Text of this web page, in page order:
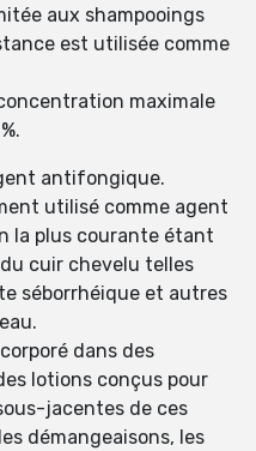
aux shampooings
est utilisée comme
maximale
antifongique.
utilisé comme agent
la plus courante étant
cuir chevelu telles
séborrhéique et autres
dans des
lotions conçus pour
jacentes de ces
démangeaisons, les